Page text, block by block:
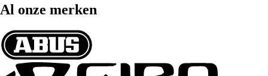
Al onze merken